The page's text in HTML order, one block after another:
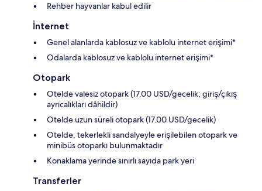
Rehber hayvanlar kabul edilir
İnternet
Genel alanlarda kablosuz ve kablolu internet erişimi*
Odalarda kablosuz ve kablolu internet erişimi*
Otopark
Otelde valesiz otopark (17.00 USD/gecelik; giriş/çıkış
ayrıcalıkları dâhildir)
Otelde uzun süreli otopark (17.00 USD/gecelik)
Otelde, tekerlekli sandalyeyle erişilebilen otopark ve
minibüs otoparkı bulunmaktadır
Konaklama yerinde sınırlı sayıda park yeri
Transferler